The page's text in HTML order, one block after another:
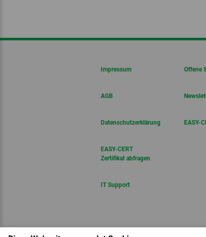
Impressum
AGB
Datenschutzerklärung
EASY-CERT
Zertifikat abfragen
IT Support
Offene
EASY-